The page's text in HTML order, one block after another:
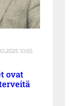
10:55
ovat